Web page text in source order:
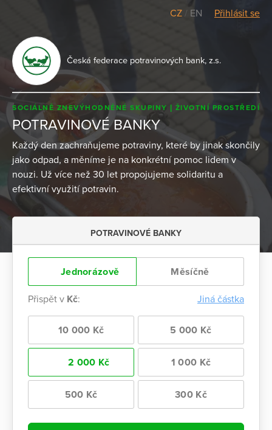
CZ / EN Přihlásit se
Česká federace potravinových bank, z.s.
SOCIÁLNĚ ZNEVÝHODNĚNÉ SKUPINY ŽIVOTNÍ PROSTŘEDÍ
POTRAVINOVÉ BANKY
Každý den zachraňujeme potraviny, které by jinak skončily
jako odpad, a měníme je na konkrétní pomoc lidem v
nouzi. Už více než 30 let propojujeme solidaritu a
efektivní využití potravin.
POTRAVINOVÉ BANKY
Jednorázově Měsíčně
Přispět v Kč: Jiná částka
10 000 Kč 5 000 Kč
2 000 Kč 1 000 Kč
500 Kč 300 Kč